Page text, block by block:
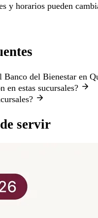
y horarios pueden
Banco del Bienestar en
en estas sucursales?
servir